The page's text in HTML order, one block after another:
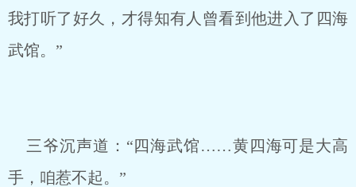
我打听了好久，才得知有人曾看到他进入了四海
武馆。”
三爷沉声道：“四海武馆……黄四海可是大高
手，咱惹不起。”